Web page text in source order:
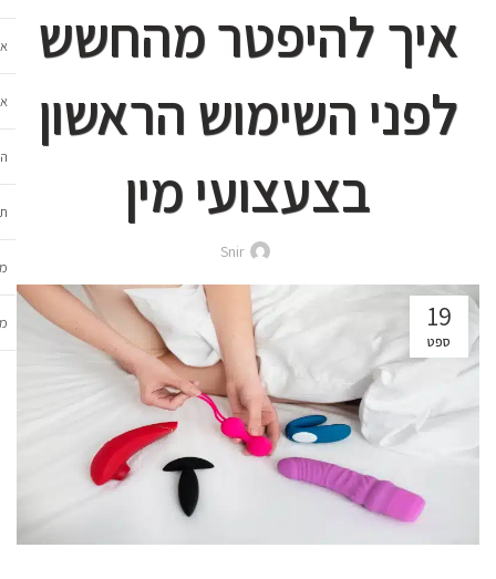
איך להיפטר מהחשש
לפני השימוש הראשון
בצעצועי מין
Snir
19
ספט